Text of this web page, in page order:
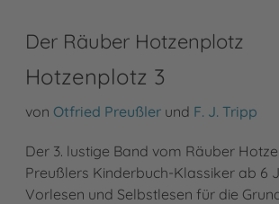
Der Räuber Hotzenplotz
Hotzenplotz 3
von Otfried Preußler und F. J. Tripp
Der 3. lustige Band vom Räuber
Preußlers Kinderbuch-Klassiker ab 6
Vorlesen und Selbstlesen für die